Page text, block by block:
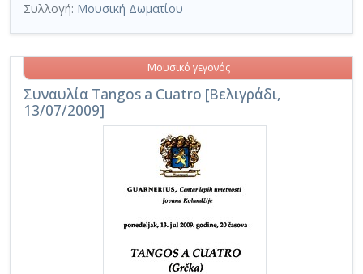
Συλλογή: Μουσική Δωματίου
Συναυλία Tangos a Cuatro [Βελιγράδι,
13/07/2009]
Μουσικό γεγονός